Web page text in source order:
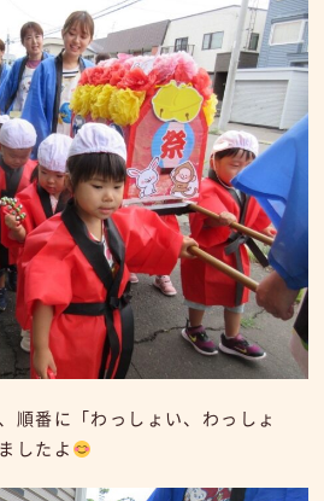
順番に「わっしょい、わっしょ
したよ